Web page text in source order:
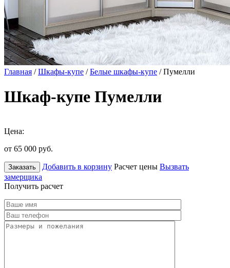
Главная /Шкафы-купе /Белые шкафы-купе / Пумелли
Шкаф-купе Пумелли
Цена:
от 65 000 руб.
Заказать Добавить в корзину Расчет цены Вызвать
замерщика
Получить расчет